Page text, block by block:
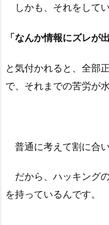
しかも、それをして
「なんか情報にズレが
と気付かれると、全部
で、それまでの苦労が
普通に考えて割に合い
だから、ハッキング
を持っているんです。